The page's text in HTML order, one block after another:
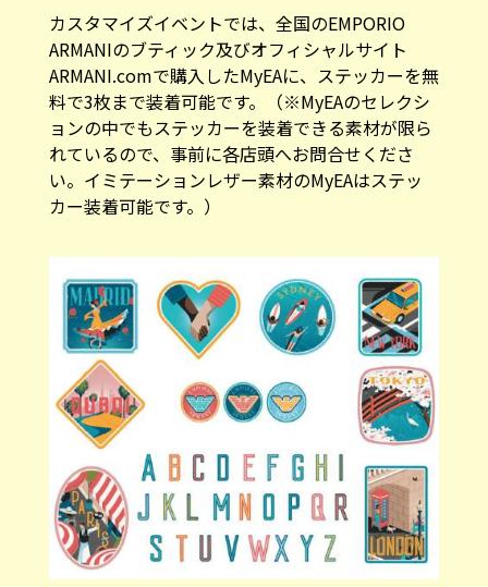
カスタマイズイベントでは、全国のEMPORIO
ARMANIのブティック及びオフィシャルサイト
ARMANI.comで購入したMyEAに、ステッカーを無
料で3枚まで装着可能です。（※MyEAのセレクシ
ョンの中でもステッカーを装着できる素材が限ら
れているので、事前に各店頭へお問合せくださ
い。イミテーションレザー素材のMyEAはステッ
カー装着可能です。）